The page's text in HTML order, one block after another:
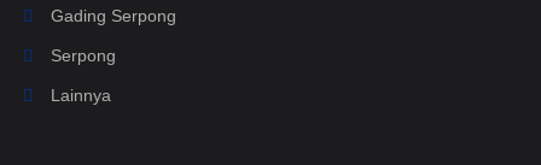
Gading Serpong
Serpong
Lainnya